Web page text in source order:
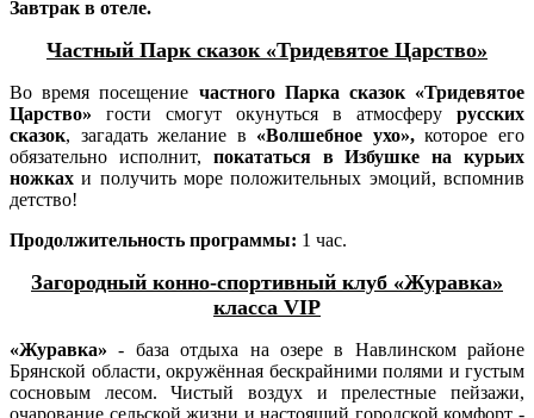
Завтрак в отеле.
Частный Парк сказок «Тридевятое Царство»
Во время посещение частного Парка сказок «Тридевятое
Царство» гости смогут окунуться в атмосферу русских
сказок, загадать желание в «Волшебное ухо»,которое его
обязательно исполнит, покататься в Избушке на курьих
ножках и получить море положительных эмоций, вспомнив
детство!
Продолжительность программы: 1 час.
Загородный конно-спортивный клуб «Журавка»
класса VIP
«Журавка» - база отдыха на озере в Навлинском районе
Брянской области, окружённая бескрайними полями и густым
сосновым лесом. Чистый воздух и прелестные пейзажи,
очарование сельской жизни и настоящий городской комфорт -